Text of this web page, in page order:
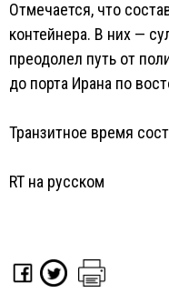
Отмечается, что
контейнера. В них —
преодолел путь от
до порта Ирана по
Транзитное время
RT на русском